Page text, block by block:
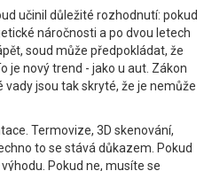
učinil důležité rozhodnutí: pokud
náročnosti a po dvou letech
soud může předpokládat, že
je nový trend - jako u aut. Zákon
jsou tak skryté, že je nemůže
Termovize, 3D skenování,
to se stává důkazem. Pokud
Pokud ne, musíte se